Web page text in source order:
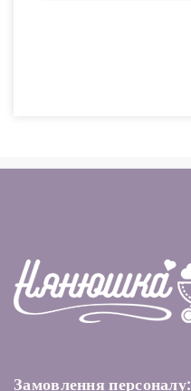
Замовлення персоналу: